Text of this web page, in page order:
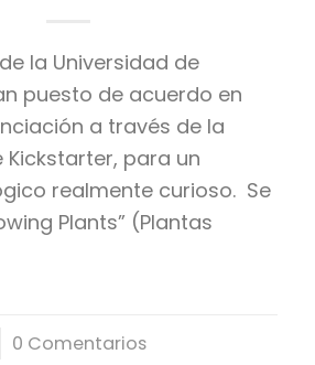
la Universidad de
puesto de acuerdo en
a través de la
para un
realmente curioso. Se
Plants” (Plantas
0 Comentarios